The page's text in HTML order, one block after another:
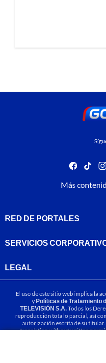
Más
RED DE PORTALES
SERVICIOS
LEGAL
El uso de este sitio web implica la
yPolíticas de Tratamiento
TELEVISIÓN S.A.Todos los
reproducción total o parcial, así
autorización escrita de su
translation without written